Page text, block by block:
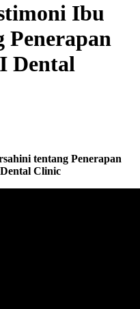
Ibu
Penerapan
Dental
tentang Penerapan
Clinic